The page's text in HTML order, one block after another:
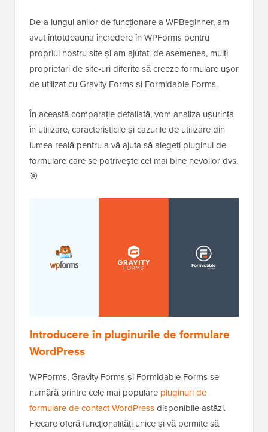
De-a lungul anilor de funcționare a WPBeginner, am
avut întotdeauna încredere în WPForms pentru
propriul nostru site și am ajutat, de asemenea, mulți
proprietari de site-uri diferite să creeze formulare ușor
de utilizat cu Gravity Forms și Formidable Forms.
În această comparație detaliată, vom analiza ușurința
în utilizare, caracteristicile și cazurile de utilizare din
lumea reală pentru a vă ajuta să alegeți pluginul de
formulare care se potrivește cel mai bine nevoilor dvs.
🎯
Introducere în pluginurile de formulare
WordPress
WPForms, Gravity Forms și Formidable Forms se
numără printre cele mai populare pluginuri de
formulare de contact WordPressdisponibile astăzi.
Fiecare oferă funcționalități unice și vă permite să